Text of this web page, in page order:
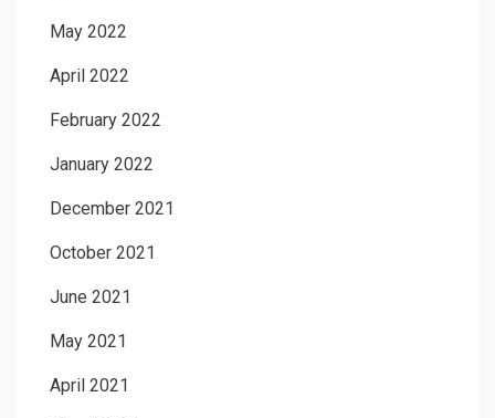
May 2022
April 2022
February 2022
January 2022
December 2021
October 2021
June 2021
May 2021
April 2021